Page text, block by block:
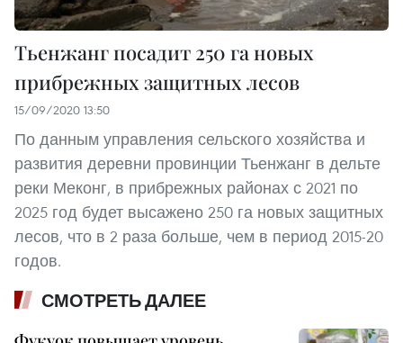
Тьенжанг посадит 250 га новых
прибрежных защитных лесов
15/09/2020 13:50
По данным управления сельского хозяйства и
развития деревни провинции Тьенжанг в дельте
реки Меконг, в прибрежных районах с 2021 по
2025 год будет высажено 250 га новых защитных
лесов, что в 2 раза больше, чем в период 2015-20
годов.
СМОТРЕТЬ ДАЛЕЕ